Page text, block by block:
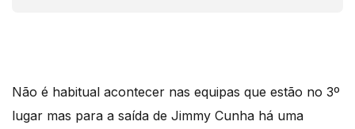
Não é habitual acontecer nas equipas que estão no 3º
lugar mas para a saída de Jimmy Cunha há uma